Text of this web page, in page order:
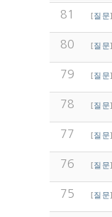
81 [질문]
80 [질문]
79 [질문]
78 [질문]
77 [질문]
76 [질문]
75 [질문]